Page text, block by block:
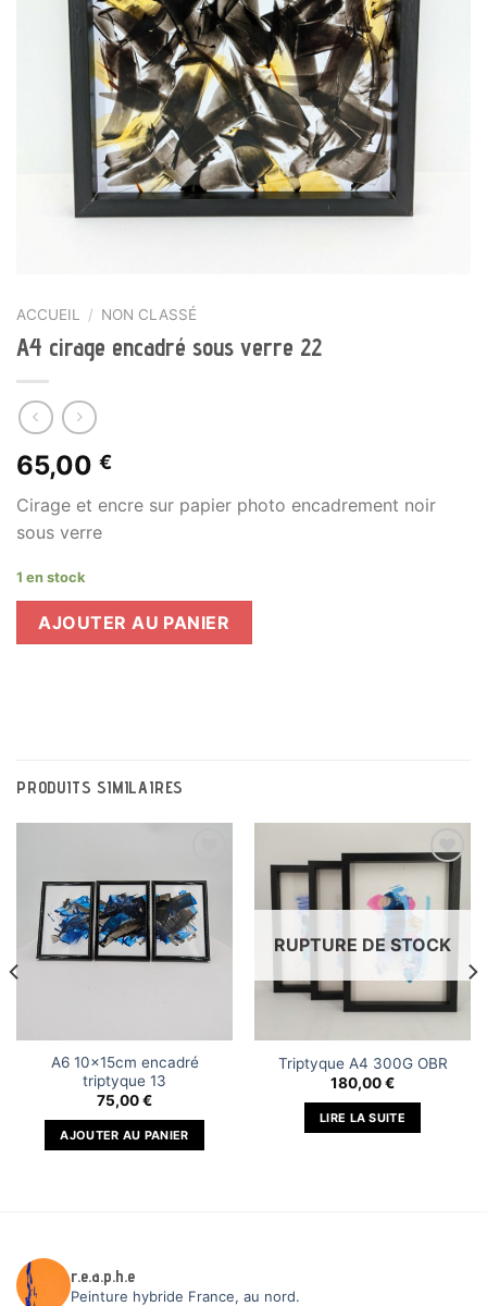
ACCUEIL / NON CLASSÉ
A4 cirage encadré sous verre 22
65,00 €
Cirage et encre sur papier photo encadrement noir
sous verre
1 en stock
AJOUTER AU PANIER
PRODUITS SIMILAIRES
Ajouter
à la liste
de
souhaits
A6 10x15cm encadré
triptyque 13
75,00€
AJOUTER AU PANIER
Ajouter
à la liste
de
souhaits
RUPTURE DE STOCK
Triptyque A4 300G OBR
180,00€
LIRE LA SUITE
r.e.a.p.h.e
Peinture hybride France, au nord.